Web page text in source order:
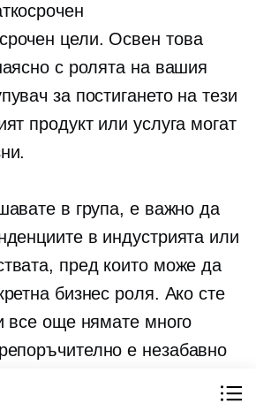
цели. Освен това
с ролята на вашия
за постигането на тези
продукт или услуга могат
в група, е важно да
в индустрията или
пред които може да
бизнес роля. Ако сте
все още нямате много
е незабавно
данни. Това може да